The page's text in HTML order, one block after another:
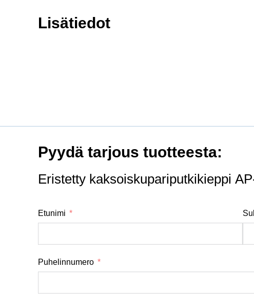
Lisätiedot
Pyydä tarjous tuotteesta:
Eristetty kaksoiskupariputkikieppi
Etunimi
Puhelinnumero